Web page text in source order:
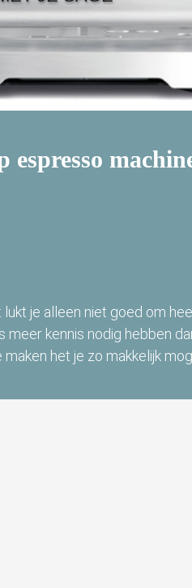
espresso
je alleen niet goed om
kennis nodig hebben
het je zo makkelijk